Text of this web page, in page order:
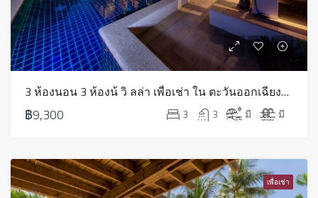
3 ห้องนอน 3 ห้องน้ วิ ลล่า เพื่อเช่า ใน ตะวันออกเฉียงใต้ – HV0289
฿9,300 3 3 มี มี
เพื่อเช่า